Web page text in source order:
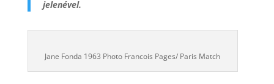
jelenével.
Jane Fonda 1963 Photo Francois Pages/ Paris Match